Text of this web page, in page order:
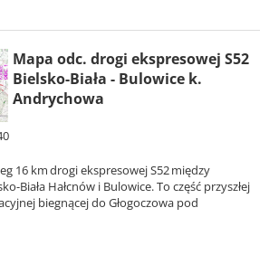
Mapa odc. drogi ekspresowej S52
Bielsko-Biała - Bulowice k.
Andrychowa
16 km drogi ekspresowej S52 między
Biała Hałcnów i Bulowice. To część przyszłej
biegnącej do Głogoczowa pod